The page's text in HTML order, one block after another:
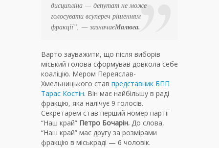
дисципліна —депутат не може
голосувати всупереч рішенням
фракції”, — зазначаєМалюга.
Варто зауважити, що після виборів
міський голова сформував довкола себе
коаліцію. Мером Переяслав-
Хмельницького став представник БПП
Тарас Костін. Він має найбільшу в раді
фракцію, яка налічує 9 голосів.
Секретарем став перший номер партії
“Наш край” Петро Бочарін. До слова,
“Наш край” має другу за розмірами
фракцію в міськраді — 6 чоловік.